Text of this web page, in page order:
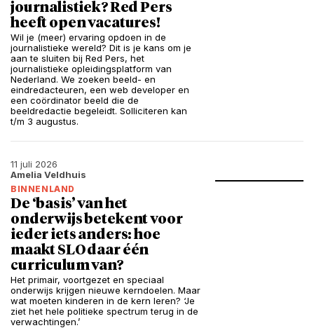
journalistiek? Red Pers
heeft open vacatures!
Wil je (meer) ervaring opdoen in de
journalistieke wereld? Dit is je kans om je
aan te sluiten bij Red Pers, het
journalistieke opleidingsplatform van
Nederland. We zoeken beeld- en
eindredacteuren, een web developer en
een coördinator beeld die de
beeldredactie begeleidt. Solliciteren kan
t/m 3 augustus.
11 juli 2026
Amelia Veldhuis
BINNENLAND
De ‘basis’ van het
onderwijs betekent voor
ieder iets anders: hoe
maakt SLO daar één
curriculum van?
Het primair, voortgezet en speciaal
onderwijs krijgen nieuwe kerndoelen. Maar
wat moeten kinderen in de kern leren? ‘Je
ziet het hele politieke spectrum terug in de
verwachtingen.’